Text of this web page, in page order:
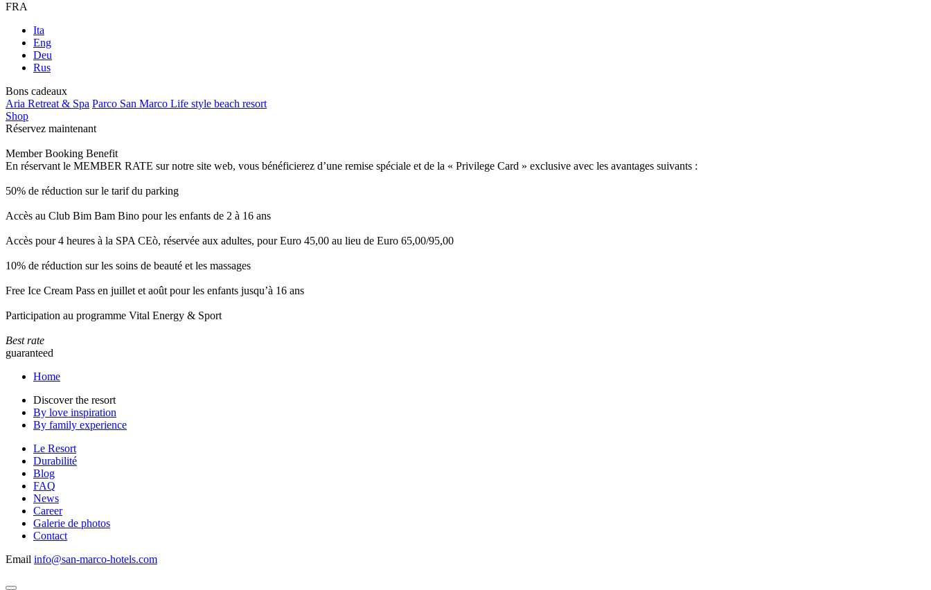
FRA
Ita
Eng
Deu
Rus
Bons cadeaux
Aria Retreat & Spa Parco San Marco Life style beach resort
Shop
Réservez maintenant
Member Booking Benefit
En réservant le MEMBER RATE sur notre site web, vous bénéficierez d’une remise spéciale et de la « Privilege Card » exclusive avec les avantages suivants :
50% de réduction sur le tarif du parking
Accès au Club Bim Bam Bino pour les enfants de 2 à 16 ans
Accès pour 4 heures à la SPA CEò, réservée aux adultes, pour Euro 45,00 au lieu de Euro 65,00/95,00
10% de réduction sur les soins de beauté et les massages
Free Ice Cream Pass en juillet et août pour les enfants jusqu’à 16 ans
Participation au programme Vital Energy & Sport
Best rate
guaranteed
Home
Discover the resort
By love inspiration
By family experience
Le Resort
Durabilité
Blog
FAQ
News
Career
Galerie de photos
Contact
Email info@san-marco-hotels.com